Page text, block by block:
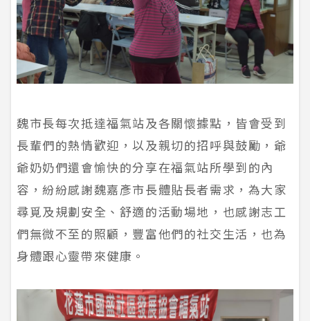
魏市長每次抵達福氣站及各關懷據點，皆會受到
長輩們的熱情歡迎，以及親切的招呼與鼓勵，爺
爺奶奶們還會愉快的分享在福氣站所學到的內
容，紛紛感謝魏嘉彥市長體貼長者需求，為大家
尋覓及規劃安全、舒適的活動場地，也感謝志工
們無微不至的照顧，豐富他們的社交生活，也為
身體跟心靈帶來健康。